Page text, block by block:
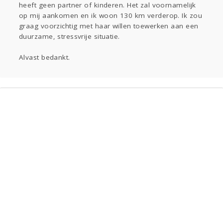
heeft geen partner of kinderen. Het zal voornamelijk
op mij aankomen en ik woon 130 km verderop. Ik zou
graag voorzichtig met haar willen toewerken aan een
duurzame, stressvrije situatie.
Alvast bedankt.